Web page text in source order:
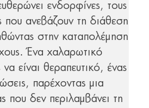
ενδορφίνες, τους
που ανεβάζουν τη διάθεση
στην καταπολέμηση
Ένα χαλαρωτικό
είναι θεραπευτικό, ένας
παρέχοντας μια
που δεν περιλαμβάνει τη